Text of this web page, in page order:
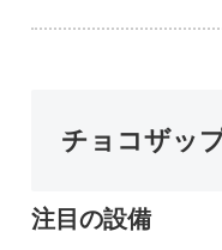
チョコザッ
注目の設備